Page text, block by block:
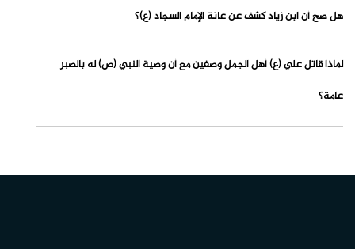
هل صح أن ابن زياد كشف عن عانة الإمام السجاد (ع)؟
لماذا قاتل علي (ع) أهل الجمل وصفين مع أن وصية النبي (ص) له بالصبر
عامة؟